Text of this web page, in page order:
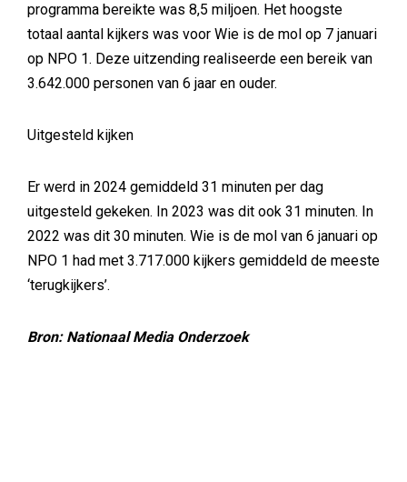
programma bereikte was 8,5 miljoen. Het hoogste
totaal aantal kijkers was voor Wie is de mol op 7 januari
op NPO 1. Deze uitzending realiseerde een bereik van
3.642.000 personen van 6 jaar en ouder.
Uitgesteld kijken
Er werd in 2024 gemiddeld 31 minuten per dag
uitgesteld gekeken. In 2023 was dit ook 31 minuten. In
2022 was dit 30 minuten. Wie is de mol van 6 januari op
NPO 1 had met 3.717.000 kijkers gemiddeld de meeste
‘terugkijkers’.
Bron: Nationaal Media Onderzoek